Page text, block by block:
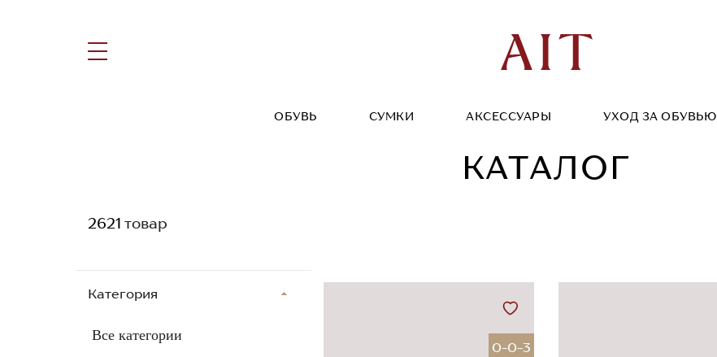
ОБУВЬ СУМКИ АКСЕССУАРЫ УХОД ЗА ОБУВЬЮ
КАТАЛОГ
Категория
Все категории
0-0-3
2621 товар